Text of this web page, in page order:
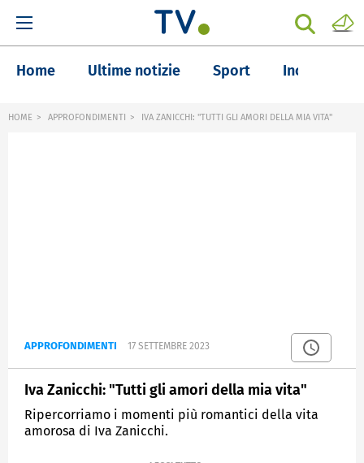
Home Ultime notizie Sport Inchieste
HOME APPROFONDIMENTI IVA ZANICCHI: "TUTTI GLI AMORI DELLA MIA VITA"
APPROFONDIMENTI 17 SETTEMBRE 2023
Iva Zanicchi: "Tutti gli amori della mia vita"
Ripercorriamo i momenti più romantici della vita
amorosa di Iva Zanicchi.